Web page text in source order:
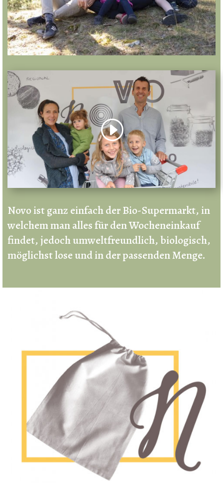
Novo ist ganz einfach der Bio-Supermarkt, in
welchem man alles für den Wocheneinkauf
findet, jedoch umweltfreundlich, biologisch,
möglichst lose und in der passenden Menge.